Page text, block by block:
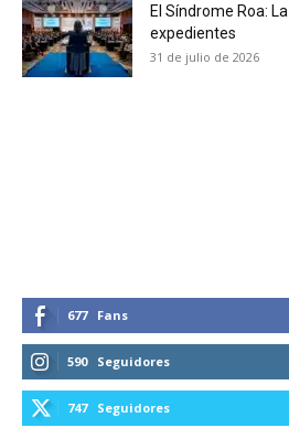
No te pierdas
El Síndrome Roa:
expedientes
31 de julio de 2026
677 Fans
590 Seguidores
747 Seguidores